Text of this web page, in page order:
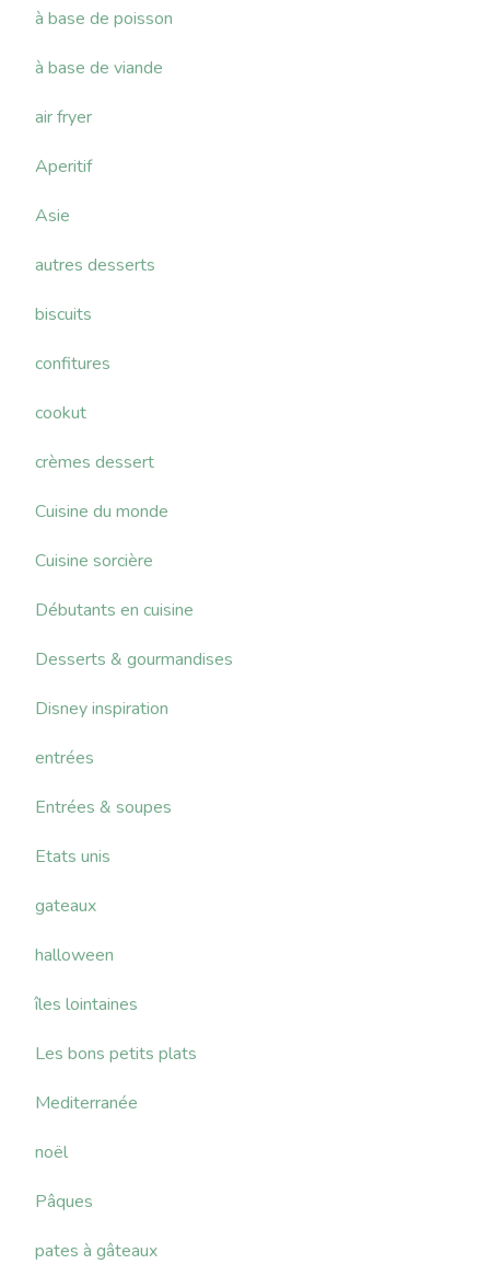
à base de poisson
à base de viande
air fryer
Aperitif
Asie
autres desserts
biscuits
confitures
cookut
crèmes dessert
Cuisine du monde
Cuisine sorcière
Débutants en cuisine
Desserts & gourmandises
Disney inspiration
entrées
Entrées & soupes
Etats unis
gateaux
halloween
îles lointaines
Les bons petits plats
Mediterranée
noël
Pâques
pates à gâteaux